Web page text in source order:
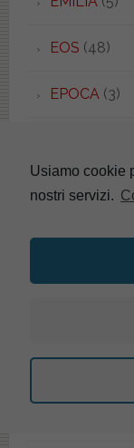
EOS (48)
EPOCA (3)
ERGO (1)
Usiamo cookie
nostri servizi.